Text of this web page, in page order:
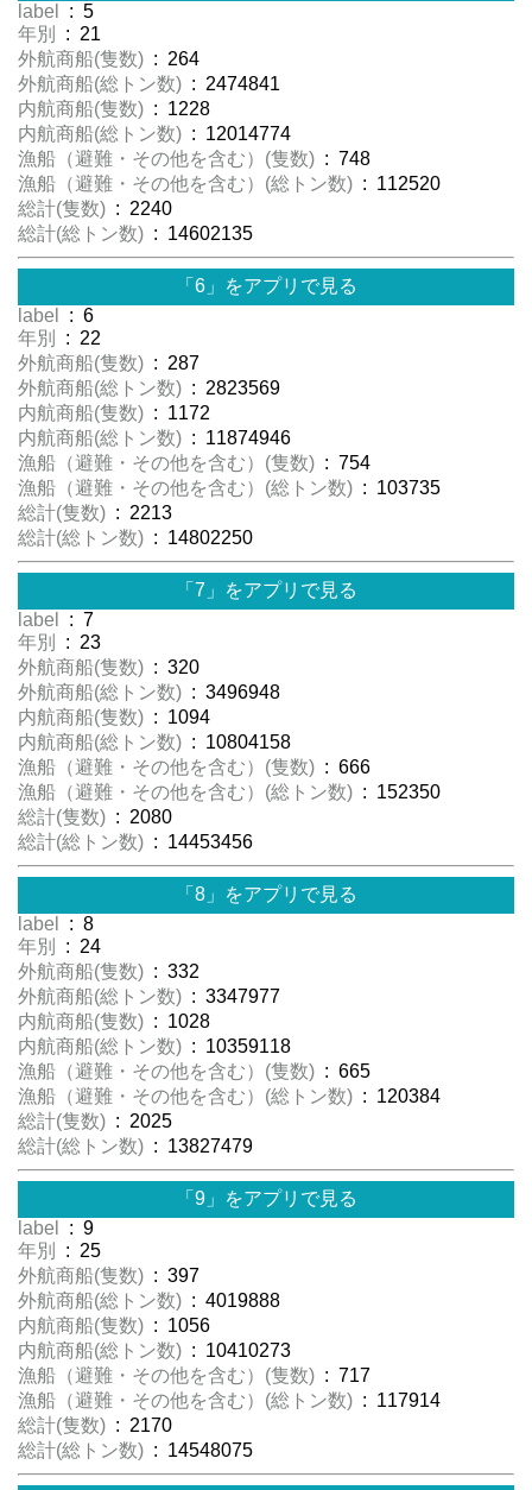
label
: 5
年別
: 21
外航商船(隻数) : 264
外航商船(総トン数) : 2474841
内航商船(隻数) : 1228
内航商船(総トン数) : 12014774
漁船（避難・その他を含む）(隻数) : 748
漁船（避難・その他を含む）(総トン数) : 112520
総計(隻数) : 2240
総計(総トン数) : 14602135
「6」をアプリで見る
label
: 6
年別
: 22
外航商船(隻数) : 287
外航商船(総トン数) : 2823569
内航商船(隻数) : 1172
内航商船(総トン数) : 11874946
漁船（避難・その他を含む）(隻数) : 754
漁船（避難・その他を含む）(総トン数) : 103735
総計(隻数) : 2213
総計(総トン数) : 14802250
「7」をアプリで見る
label
: 7
年別
: 23
外航商船(隻数) : 320
外航商船(総トン数) : 3496948
内航商船(隻数) : 1094
内航商船(総トン数) : 10804158
漁船（避難・その他を含む）(隻数) : 666
漁船（避難・その他を含む）(総トン数) : 152350
総計(隻数) : 2080
総計(総トン数) : 14453456
「8」をアプリで見る
label
: 8
年別
: 24
外航商船(隻数) : 332
外航商船(総トン数) : 3347977
内航商船(隻数) : 1028
内航商船(総トン数) : 10359118
漁船（避難・その他を含む）(隻数) : 665
漁船（避難・その他を含む）(総トン数) : 120384
総計(隻数) : 2025
総計(総トン数) : 13827479
「9」をアプリで見る
label
: 9
年別
: 25
外航商船(隻数) : 397
外航商船(総トン数) : 4019888
内航商船(隻数) : 1056
内航商船(総トン数) : 10410273
漁船（避難・その他を含む）(隻数) : 717
漁船（避難・その他を含む）(総トン数) : 117914
総計(隻数) : 2170
総計(総トン数) : 14548075